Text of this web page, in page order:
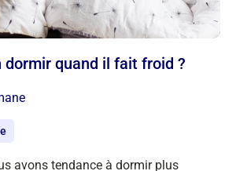
dormir quand il fait froid ?
avons tendance à dormir plus